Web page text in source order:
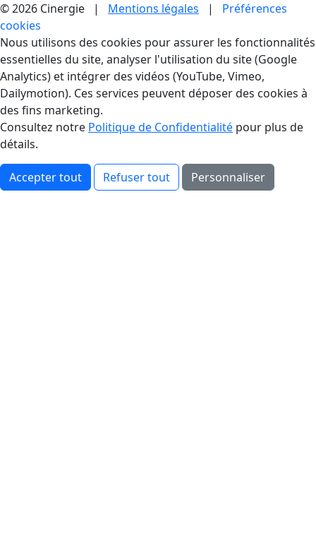
© 2026 Cinergie | Mentions légales | Préférences
cookies
Gestion des Cookies
Nous utilisons des cookies pour assurer les fonctionnalités
essentielles du site, analyser l'utilisation du site (Google
Analytics) et intégrer des vidéos (YouTube, Vimeo,
Dailymotion). Ces services peuvent déposer des cookies à
des fins marketing.
Consultez notre Politique de Confidentialité pour plus de
détails.
Accepter tout Refuser tout Personnaliser